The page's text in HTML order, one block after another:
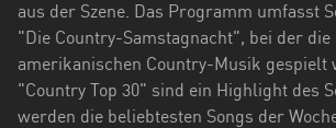
Rheinland-
Pfalz
Saarland
aus der Szene. Das Programm umfasst
"Die Country-Samstagnacht", bei der die
amerikanischen Country-Musik gespielt
"Country Top 30" sind ein Highlight des
werden die beliebtesten Songs der